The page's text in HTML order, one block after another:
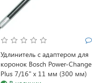
Удлинитель с адаптером для
коронок Bosch Power-Change
Plus 7/16" x 11 мм (300 мм)